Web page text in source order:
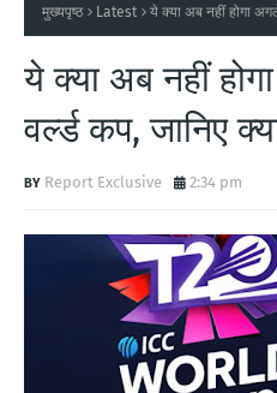
मुख्यपृष्ठ Latest ये क्या अब नहीं होगा
ये क्या अब नहीं
वर्ल्ड कप, जानिए
Report Exclusive 2:34 pm